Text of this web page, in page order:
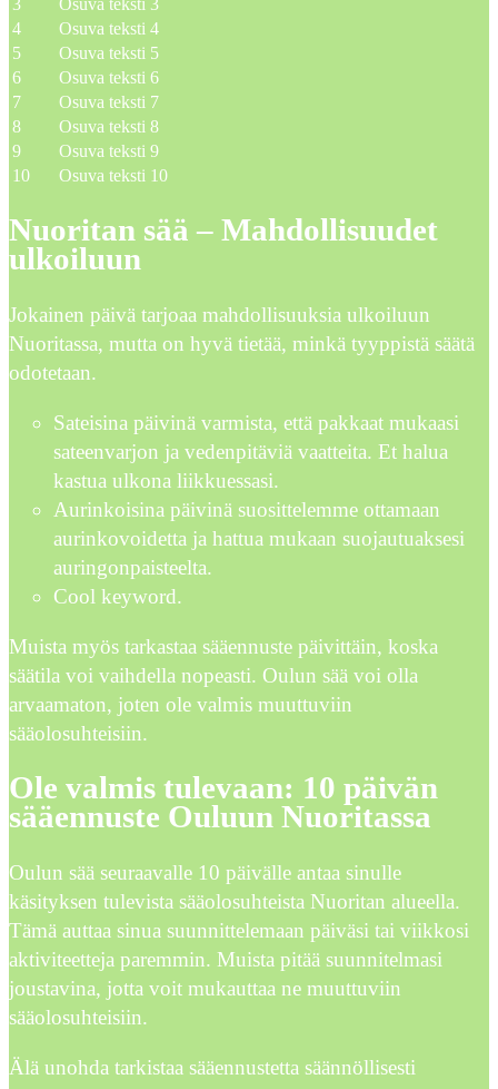
3
Osuva teksti 3
4
Osuva teksti 4
5
Osuva teksti 5
6
Osuva teksti 6
7
Osuva teksti 7
8
Osuva teksti 8
9
Osuva teksti 9
10
Osuva teksti 10
Nuoritan sää – Mahdollisuudet
ulkoiluun
Jokainen päivä tarjoaa mahdollisuuksia ulkoiluun
Nuoritassa, mutta on hyvä tietää, minkä tyyppistä säätä
odotetaan.
Sateisina päivinä varmista, että pakkaat mukaasi
sateenvarjon ja vedenpitäviä vaatteita. Et halua
kastua ulkona liikkuessasi.
Aurinkoisina päivinä suosittelemme ottamaan
aurinkovoidetta ja hattua mukaan suojautuaksesi
auringonpaisteelta.
Cool keyword.
Muista myös tarkastaa sääennuste päivittäin, koska
säätila voi vaihdella nopeasti. Oulun sää voi olla
arvaamaton, joten ole valmis muuttuviin
sääolosuhteisiin.
Ole valmis tulevaan: 10 päivän
sääennuste Ouluun Nuoritassa
Oulun sää seuraavalle 10 päivälle antaa sinulle
käsityksen tulevista sääolosuhteista Nuoritan alueella.
Tämä auttaa sinua suunnittelemaan päiväsi tai viikkosi
aktiviteetteja paremmin. Muista pitää suunnitelmasi
joustavina, jotta voit mukauttaa ne muuttuviin
sääolosuhteisiin.
Älä unohda tarkistaa sääennustetta säännöllisesti